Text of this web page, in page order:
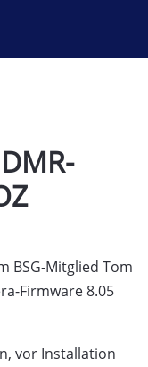
BSG-Mitglied Tom
Firmware 8.05
vor Installation